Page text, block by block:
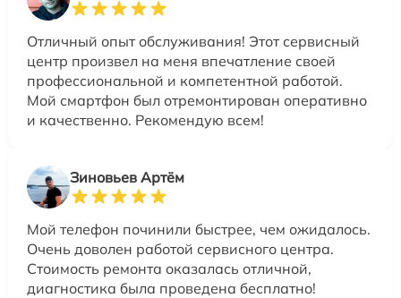
Отличный опыт обслуживания! Этот сервисный
центр произвел на меня впечатление своей
профессиональной и компетентной работой.
Мой смартфон был отремонтирован оперативно
и качественно. Рекомендую всем!
Зиновьев Артём
Мой телефон починили быстрее, чем ожидалось.
Очень доволен работой сервисного центра.
Стоимость ремонта оказалась отличной,
диагностика была проведена бесплатно!